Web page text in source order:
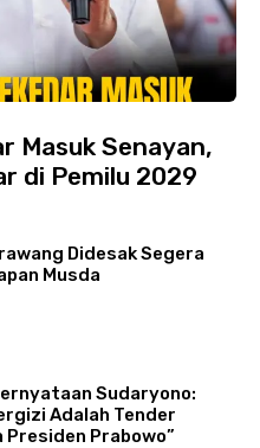
Masuk Senayan,
di Pemilu 2029
Didesak Segera
Musda
Sudaryono:
Adalah Tender
Prabowo”